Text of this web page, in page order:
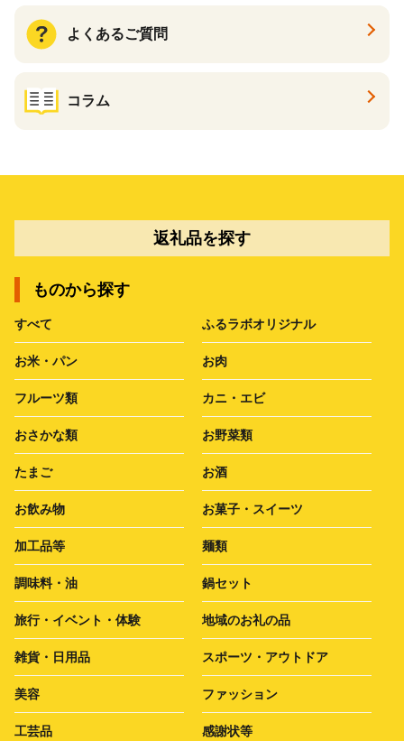
よくあるご質問
コラム
返礼品を探す
ものから探す
すべて ふるラボオリジナル
お米・パン お肉
フルーツ類 カニ・エビ
おさかな類 お野菜類
たまご お酒
お飲み物 お菓子・スイーツ
加工品等 麺類
調味料・油 鍋セット
旅行・イベント・体験 地域のお礼の品
雑貨・日用品 スポーツ・アウトドア
美容 ファッション
工芸品 感謝状等